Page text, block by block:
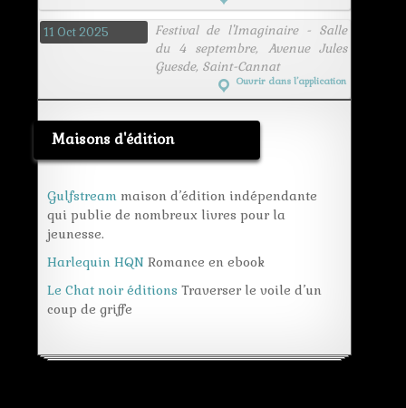
11 Oct 2025
Festival de l'Imaginaire - Salle
du 4 septembre, Avenue Jules
Guesde, Saint-Cannat
Ouvrir dans l’application
Maisons d'édition
Gulfstream maison d’édition indépendante
qui publie de nombreux livres pour la
jeunesse.
Harlequin HQN Romance en ebook
Le Chat noir éditions Traverser le voile d’un
coup de griffe